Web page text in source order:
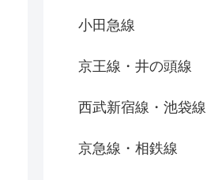
小田急線
京王線・井の頭線
西武新宿線・池袋線
京急線・相鉄線